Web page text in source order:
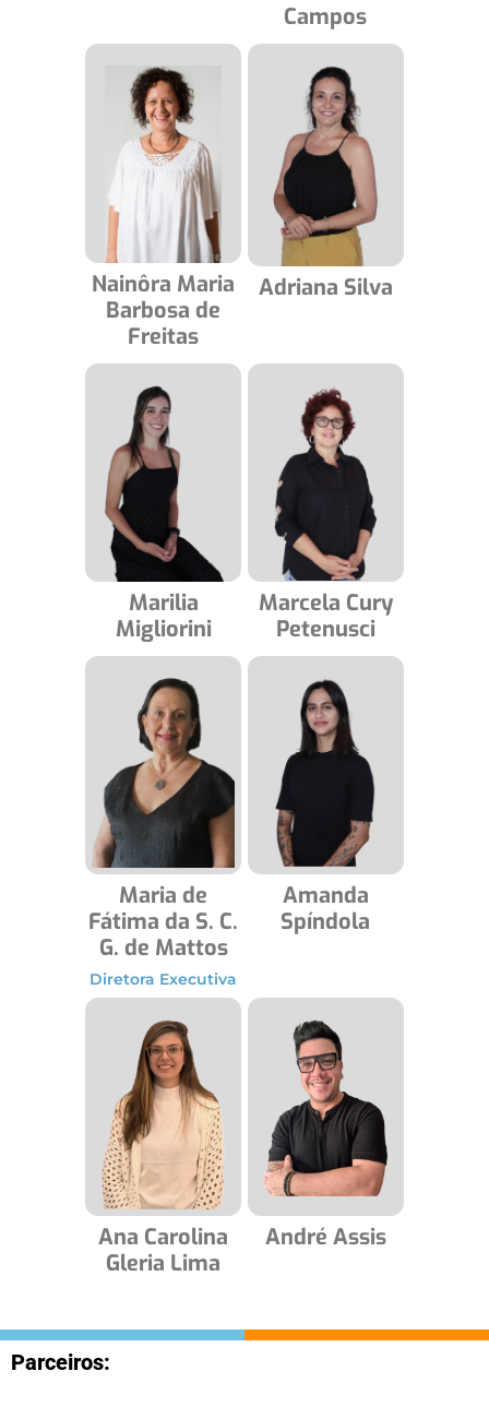
Campos
Nainôra Maria
Barbosa de
Freitas
Adriana Silva
Marilia
Migliorini
Marcela Cury
Petenusci
Maria de
Fátima da S. C.
G. de Mattos
Diretora Executiva
Amanda
Spíndola
Ana Carolina
Gleria Lima
André Assis
Parceiros: